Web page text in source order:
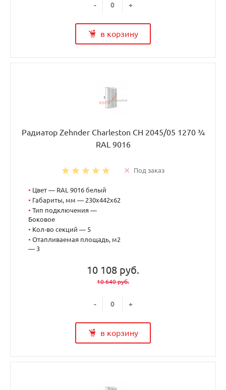
- +
в корзину
Радиатор Zehnder Charleston CH 2045/05 1270 ¾
RAL 9016
Под заказ
• Цвет — RAL 9016 белый
• Габариты, мм — 230x442x62
• Тип подключения —
Боковое
• Кол-во секций — 5
• Отапливаемая площадь, м2
— 3
10 108 руб.
10 640 руб.
- +
в корзину